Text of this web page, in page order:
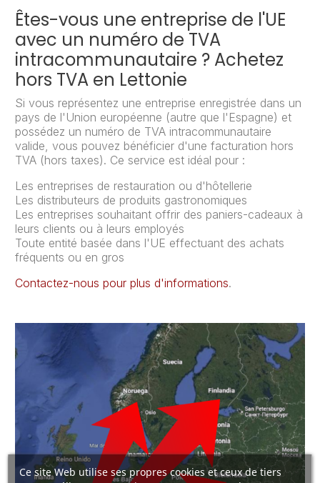
Ce site Web utilise ses propres cookies et ceux de tiers
Êtes-vous une entreprise de l'UE
avec un numéro de TVA
intracommunautaire ? Achetez
hors TVA en Lettonie
Si vous représentez une entreprise enregistrée dans un
pays de l'Union européenne (autre que l'Espagne) et
possédez un numéro de TVA intracommunautaire
valide, vous pouvez bénéficier d'une facturation hors
TVA (hors taxes). Ce service est idéal pour :
Les entreprises de restauration ou d'hôtellerie
Les distributeurs de produits gastronomiques
Les entreprises souhaitant offrir des paniers-cadeaux à
leurs clients ou à leurs employés
Toute entité basée dans l'UE effectuant des achats
fréquents ou en gros
Contactez-nous pour plus d'informations.